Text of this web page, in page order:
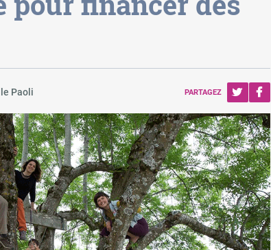
Paoli PARTAGEZ